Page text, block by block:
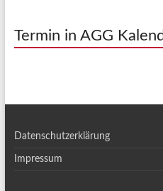
Termin in AGG
Datenschutzerklärung
Impressum